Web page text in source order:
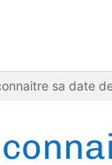
sa date